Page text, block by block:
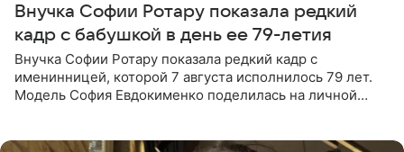
Внучка Софии Ротару показала редкий
кадр с бабушкой в день ее 79-летия
Внучка Софии Ротару показала редкий кадр с
именинницей, которой 7 августа исполнилось 79 лет.
Модель София Евдокименко поделилась на личной